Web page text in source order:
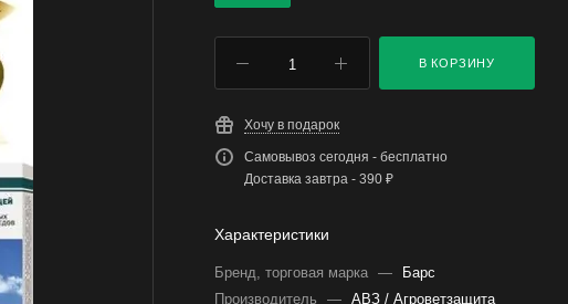
В КОРЗИНУ
Хочу в подарок
Самовывоз сегодня - бесплатно
Доставка завтра - 390 ₽
Характеристики
Бренд, торговая марка —
Барс
Производитель
— АВЗ / Агроветзащита